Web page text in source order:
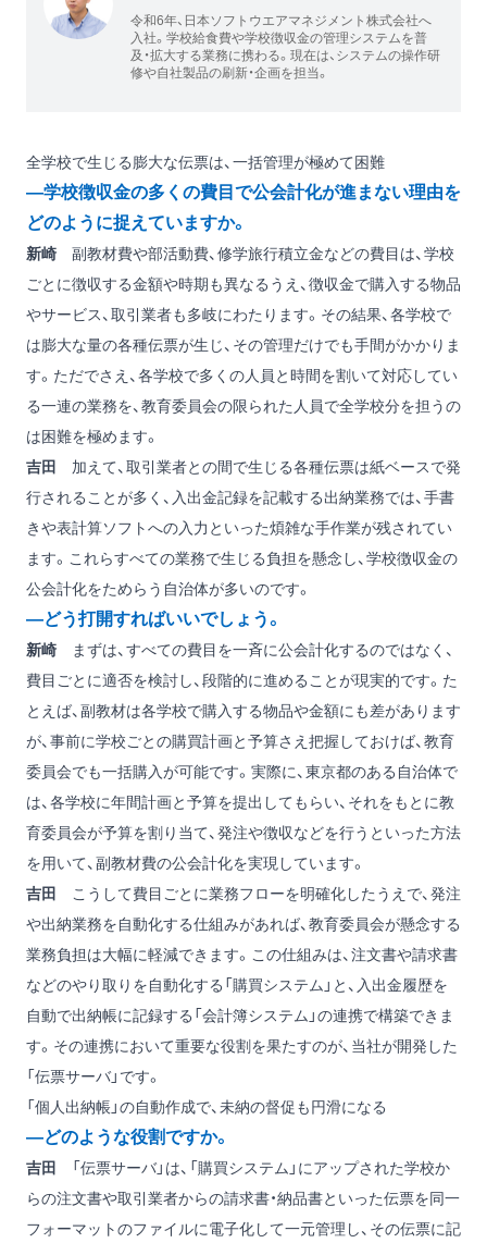
令和6年、日本ソフトウエアマネジメント株式会社へ
入社。学校給食費や学校徴収金の管理システムを普
及・拡大する業務に携わる。現在は、システムの操作研
修や自社製品の刷新・企画を担当。
全学校で生じる膨大な伝票は、一括管理が極めて困難
―学校徴収金の多くの費目で公会計化が進まない理由を
どのように捉えていますか。
新崎 副教材費や部活動費、修学旅行積立金などの費目は、学校
ごとに徴収する金額や時期も異なるうえ、徴収金で購入する物品
やサービス、取引業者も多岐にわたります。その結果、各学校で
は膨大な量の各種伝票が生じ、その管理だけでも手間がかかりま
す。ただでさえ、各学校で多くの人員と時間を割いて対応してい
る一連の業務を、教育委員会の限られた人員で全学校分を担うの
は困難を極めます。
吉田
加えて、取引業者との間で生じる各種伝票は紙ベースで発
行されることが多く、入出金記録を記載する出納業務では、手書
きや表計算ソフトへの入力といった煩雑な手作業が残されてい
ます。これらすべての業務で生じる負担を懸念し、学校徴収金の
公会計化をためらう自治体が多いのです。
―どう打開すればいいでしょう。
新崎 まずは、すべての費目を一斉に公会計化するのではなく、
費目ごとに適否を検討し、段階的に進めることが現実的です。た
とえば、副教材は各学校で購入する物品や金額にも差があります
が、事前に学校ごとの購買計画と予算さえ把握しておけば、教育
委員会でも一括購入が可能です。実際に、東京都のある自治体で
は、各学校に年間計画と予算を提出してもらい、それをもとに教
育委員会が予算を割り当て、発注や徴収などを行うといった方法
を用いて、副教材費の公会計化を実現しています。
吉田
こうして費目ごとに業務フローを明確化したうえで、発注
や出納業務を自動化する仕組みがあれば、教育委員会が懸念する
業務負担は大幅に軽減できます。この仕組みは、注文書や請求書
などのやり取りを自動化する「購買システム」と、入出金履歴を
自動で出納帳に記録する「会計簿システム」の連携で構築できま
す。その連携において重要な役割を果たすのが、当社が開発した
「伝票サーバ」です。
「個人出納帳」の自動作成で、未納の督促も円滑になる
―どのような役割ですか。
吉田
「伝票サーバ」は、「購買システム」にアップされた学校か
らの注文書や取引業者からの請求書・納品書といった伝票を同一
フォーマットのファイルに電子化して一元管理し、その伝票に記